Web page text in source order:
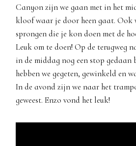
Canyon zijn we gaan met in het
kloof waar je door heen gaat. Ook
sprongen die je kon doen met de
Leuk om te doen! Op de terugweg
in de middag nog een stop
hebben we gegeten, gewinkeld en
In de avond zijn we naar het
geweest. Enzo vond het leuk!